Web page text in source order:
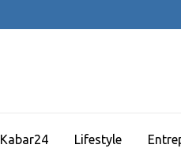
Kabar24 Lifestyle